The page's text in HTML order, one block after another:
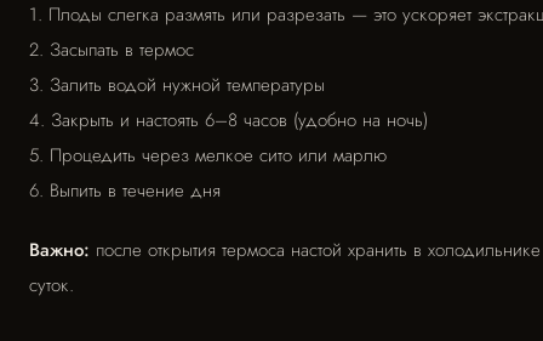
1. Плоды слегка размять или разрезать — это ускоряет
2. Засыпать в термос
3. Залить водой нужной температуры
4. Закрыть и настоять 6–8 часов (удобно на ночь)
5. Процедить через мелкое сито или марлю
6. Выпить в течение дня
Важно: после открытия термоса настой хранить в
суток.